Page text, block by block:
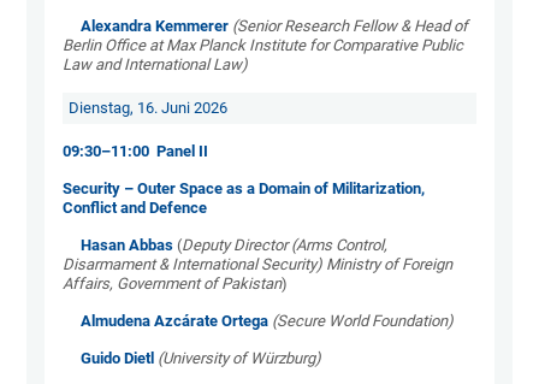
Alexandra Kemmerer (Senior Research Fellow & Head of
Berlin Office at Max Planck Institute for Comparative Public
Law and International Law)
Dienstag, 16. Juni 2026
09:30–11:00 Panel II
Security – Outer Space as a Domain of Militarization,
Conflict and Defence
Hasan Abbas (Deputy Director (Arms Control,
Disarmament & International Security) Ministry of Foreign
Affairs, Government of Pakistan)
Almudena Azcárate Ortega (Secure World Foundation)
Guido Dietl (University of Würzburg)